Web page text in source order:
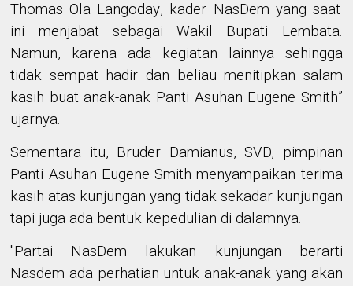
Thomas Ola Langoday, kader NasDem yang saat
ini menjabatsebagai Wakil Bupati Lembata.
Namun, karena ada kegiatan lainnyasehingga
tidak sempat hadir dan beliau menitipkan salam
kasih buat anak-anak Panti Asuhan Eugene Smith”
ujarnya.
Sementara itu, Bruder Damianus, SVD, pimpinan
Panti Asuhan Eugene Smith menyampaikan terima
kasih atas kunjungan yang tidak sekadar kunjungan
tapi juga ada bentuk kepedulian di dalamnya.
"Partai NasDem lakukan kunjungan berarti
Nasdem ada perhatian untuk anak-anak yang akan